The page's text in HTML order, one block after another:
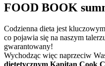
FOOD BOOK
Codzienna dieta jest
co pojawia się na naszym
gwarantowany!
Wychodząc więc naprzeciw
dietetycznym Kapitan Cook